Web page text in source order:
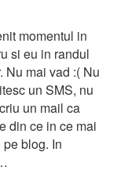
momentul in
si eu in randul
Nu mai vad :( Nu
un SMS, nu
un mail ca
din ce in ce mai
blog. In